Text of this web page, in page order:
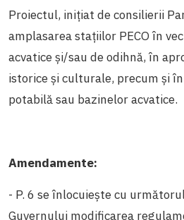
Proiectul, inițiat de consilierii
amplasarea stațiilor PECO în
acvatice și/sau de odihnă, în
istorice și culturale, precum și
potabilă sau bazinelor acvatice.
Amendamente:
- P. 6 se înlocuiește cu
Guvernului modificarea